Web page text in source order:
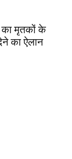
का मृतकों के
का ऐलान